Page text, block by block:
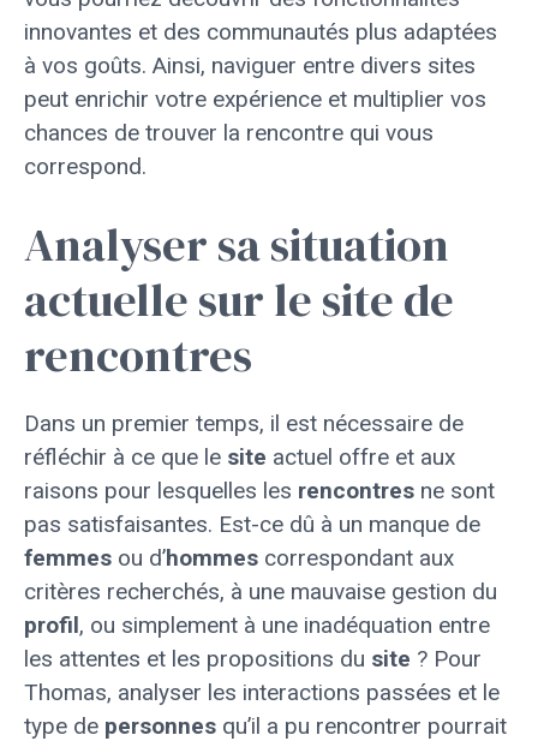
innovantes et des communautés plus adaptées
à vos goûts. Ainsi, naviguer entre divers sites
peut enrichir votre expérience et multiplier vos
chances de trouver la rencontre qui vous
correspond.
Analyser sa situation
actuelle sur le site de
rencontres
Dans un premier temps, il est nécessaire de
réfléchir à ce que le site actuel offre et aux
raisons pour lesquelles les rencontres ne sont
pas satisfaisantes. Est-ce dû à un manque de
femmes ou d’hommes correspondant aux
critères recherchés, à une mauvaise gestion du
profil, ou simplement à une inadéquation entre
les attentes et les propositions du site ? Pour
Thomas, analyser les interactions passées et le
type de personnes qu’il a pu rencontrer pourrait